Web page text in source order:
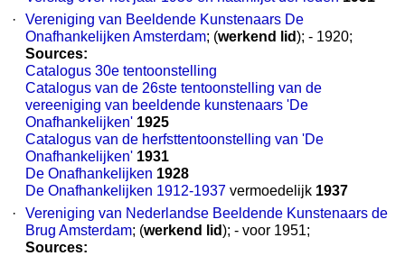
·
Vereniging van Beeldende Kunstenaars De
Onafhankelijken Amsterdam; (werkend lid); - 1920;
Sources:
Catalogus 30e tentoonstelling
Catalogus van de 26ste tentoonstelling van de
vereeniging van beeldende kunstenaars 'De
Onafhankelijken' 1925
Catalogus van de herfsttentoonstelling van 'De
Onafhankelijken' 1931
De Onafhankelijken 1928
De Onafhankelijken 1912-1937 vermoedelijk 1937
·
Vereniging van Nederlandse Beeldende Kunstenaars de
Brug Amsterdam; (werkend lid); - voor 1951;
Sources: